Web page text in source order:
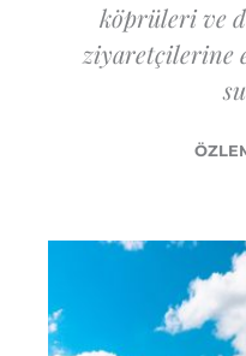
köprüleri ve
ziyaretçilerine